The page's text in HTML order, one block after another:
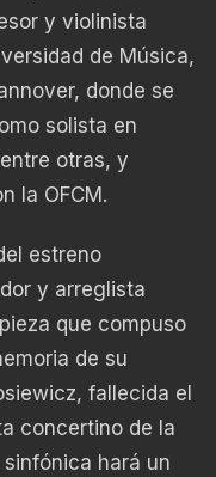
y violinista
de Música,
donde se
solista en
otras, y
la OFCM.
estreno
y arreglista
que compuso
de su
fallecida el
concertino de la
hará un